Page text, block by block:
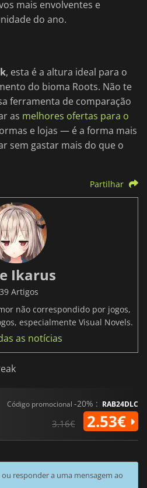
mais envolventes e
do ano.
, esta é a altura ideal para o
do bioma Roots. Não te
ferramenta de comparação
as melhores ofertas para o
e lojas — é a forma mais
sem gastar mais do que o
Partilhar
Ikarus
Artigos
não correspondido por jogos,
especialmente Visual Novels.
as notícias
Código promocional -20% : RAB24DLC
3.16€ 2.53€
responder a uma mensagem ao